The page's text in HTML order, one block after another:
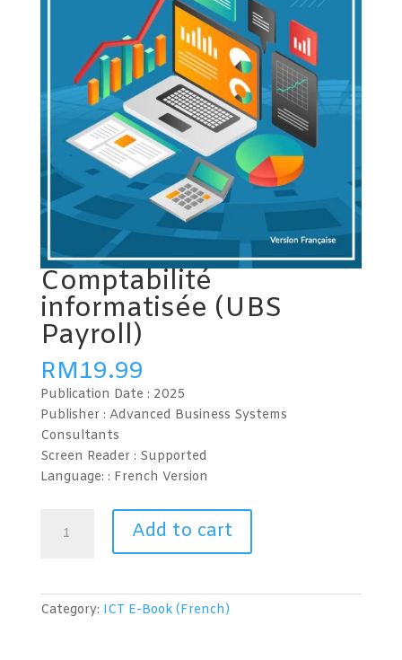
Comptabilité
informatisée (UBS
Payroll)
RM19.99
Publication Date : 2025
Publisher : Advanced Business Systems
Consultants
Screen Reader : Supported
Language: : French Version
informatisée
quantity
Add to cart
Category: ICT E-Book (French)